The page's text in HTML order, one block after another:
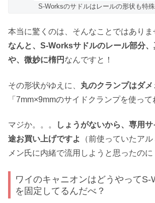
S-Worksのサドルはレールの形状も特
本当に驚くのは、そんなことではありま
なんと、S-Worksサドルのレール部分、
や、微妙に楕円 なんですと！
その形状がゆえに、 丸のクランプはダ
「7mm×9mmのサイドクランプを使って
マジか。。。
しょうがないから、専用
途お買い上げですよ
（前使っていたア
メン氏に内緒で流用しようと思ったの
ワイのキャニオンはどうやってS-
を固定してるんだべ？